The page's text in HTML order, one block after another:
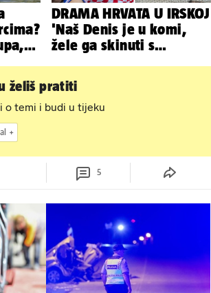
DRAMA HRVATA U IRSKOJ
'Naš Denis je u komi,
žele ga skinuti s
želiš pratiti
o temi i budi u tijeku
5